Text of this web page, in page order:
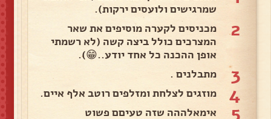
שמרגישים ולועסים ירקות).
2
מכניסים לקערה מוסיפים את שאר
המצרכים כולל ביצה קשה (לא רשמתי
אופן ההכנה כל אחד יודע..😁).
3 מתבלנים .
4 מוזגים לצלחת ומזלפים רוטב אלף איים.
5
אימאלההה שזה טעיםם פשוט